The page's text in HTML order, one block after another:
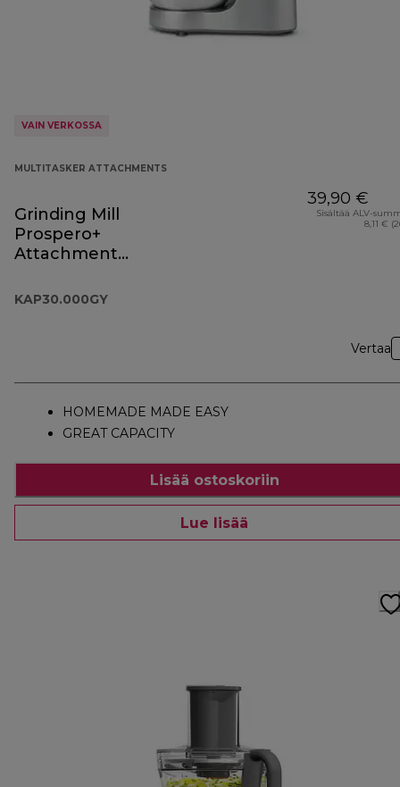
VAIN VERKOSSA
MULTITASKER ATTACHMENTS
Grinding Mill
Prospero+
Attachment
KAP30.000GY
39,90 €
Sisältää ALV-
8,11 €
Vertaa
HOMEMADE MADE EASY
GREAT CAPACITY
Lisää ostoskoriin
Lue lisää